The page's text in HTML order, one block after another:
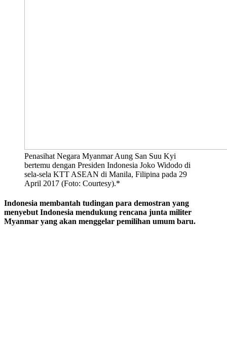
Penasihat Negara Myanmar Aung San Suu Kyi
bertemu dengan Presiden Indonesia Joko Widodo di
sela-sela KTT ASEAN di Manila, Filipina pada 29
April 2017 (Foto: Courtesy).*
Indonesia membantah tudingan para demostran yang
menyebut Indonesia mendukung rencana junta militer
Myanmar yang akan menggelar pemilihan umum baru.